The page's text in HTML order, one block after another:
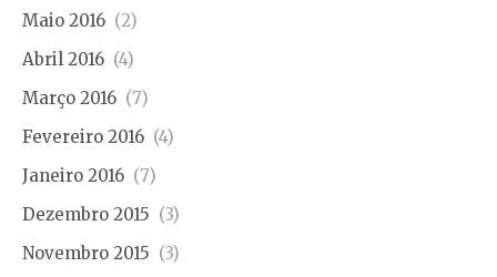
Maio 2016 (2)
Abril 2016 (4)
Março 2016 (7)
Fevereiro 2016 (4)
Janeiro 2016 (7)
Dezembro 2015 (3)
Novembro 2015 (3)